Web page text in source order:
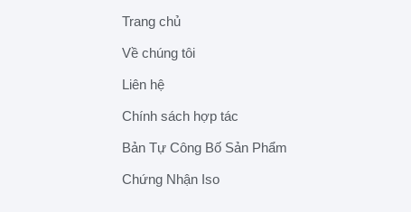
Trang chủ
Về chúng tôi
Liên hệ
Chính sách hợp tác
Bản Tự Công Bố Sản Phẩm
Chứng Nhận Iso